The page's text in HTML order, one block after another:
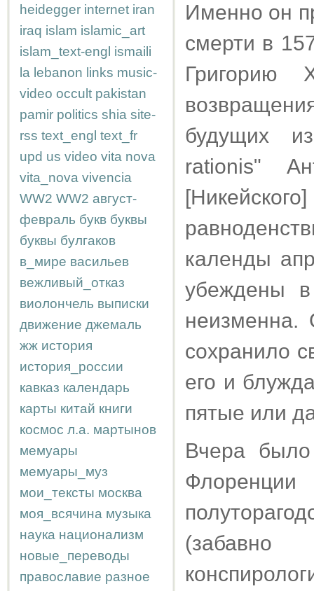
heidegger internet iran
iraq islam islamic_art
islam_text-engl ismaili
la lebanon links music-
video occult pakistan
pamir politics shia site-
rss text_engl text_fr
upd us video vita nova
vita_nova vivencia
WW2 WW2 август-
февраль букв буквы
буквы булгаков
в_мире васильев
вежливый_отказ
виолончель выписки
движение джемаль
жж история
история_россии
кавказ календарь
карты китай книги
космос л.а. мартынов
мемуары
мемуары_муз
мои_тексты москва
моя_всячина музыка
наука национализм
новые_переводы
православие разное
Именно он
смерти в
Григорию
будущих
rationis"
календы
убеждены
неизменна.
сохранило
его и
пятые или
Вчера